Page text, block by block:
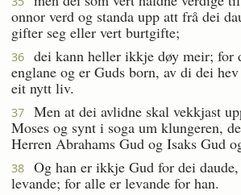
onnor verd og standa upp att frå dei
gifter seg eller vert burtgifte;
36
dei kann heller ikkje døy meir; for
englane og er Guds born, av di dei
eit nytt liv.
37
Men at dei avlidne skal vekkjast
Moses og synt i soga um klungeren,
Herren Abrahams Gud og Isaks Gud
38
Og han er ikkje Gud for dei
levande; for alle er levande for han.